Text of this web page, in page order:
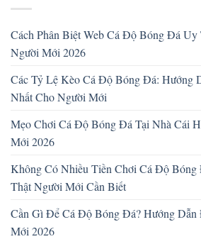
Cách Phân Biệt Web Cá Độ Bóng Đá
Người Mới 2026
Các Tỷ Lệ Kèo Cá Độ Bóng Đá: Hướng
Nhất Cho Người Mới
Mẹo Chơi Cá Độ Bóng Đá Tại Nhà Cái
Mới 2026
Không Có Nhiều Tiền Chơi Cá Độ
Thật Người Mới Cần Biết
Cần Gì Để Cá Độ Bóng Đá? Hướng
Mới 2026